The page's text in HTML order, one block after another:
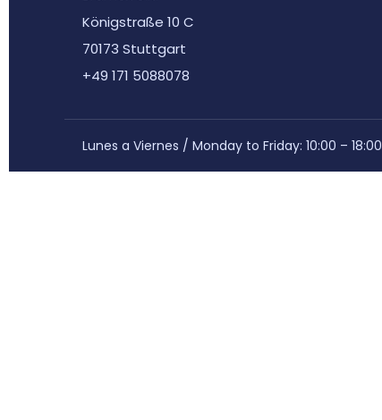
Königstraße 10 C
70173 Stuttgart
+49 171 5088078
Lunes a Viernes / Monday to Friday: 10:00 – 18:00